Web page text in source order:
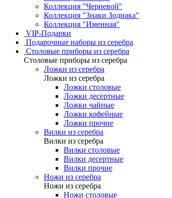
Коллекция "Черневой"
Коллекция "Знаки Зодиака"
Коллекция "Именная"
VIP-Подарки
Подарочные наборы из серебра
Столовые приборы из серебра
Столовые приборы из серебра
Ложки из серебра
Ложки из серебра
Ложки столовые
Ложки десертные
Ложки чайные
Ложки кофейные
Ложки прочие
Вилки из серебра
Вилки из серебра
Вилки столовые
Вилки десертные
Вилки прочие
Ножи из серебра
Ножи из серебра
Ножи столовые